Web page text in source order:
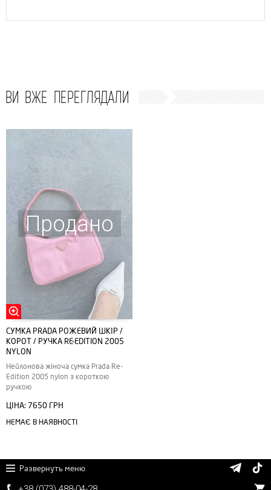
ВИ ВЖЕ ПЕРЕГЛЯДАЛИ
Продано
СУМКА PRADA РОЖЕВИЙ ШКІР /
КОРОТ / РУЧКА RE-EDITION 2005
NYLON
Нейлонова жіноча сумка Prada Re-
Edition 2005 nylon з короткою
ручкою
ЦІНА: 7650 ГРН
НЕМАЄ В НАЯВНОСТІ
Развернуть меню